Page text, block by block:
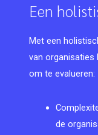
Een
Met een
van organisaties
om te evalueren:
de